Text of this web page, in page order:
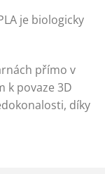
je biologicky
přímo v
k povaze 3D
díky